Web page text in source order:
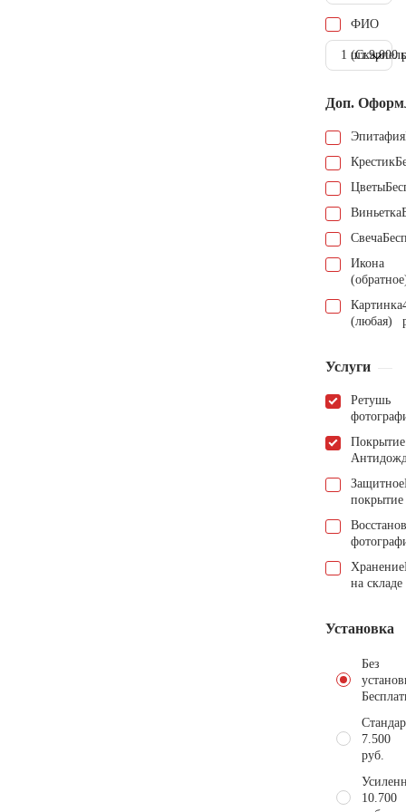
ФИО
1 шт.9.000
Доп.
Эпитафия
Крестик
Цветы
Виньетка
Свеча
Икона
Картинка
(любая)
Услуги
Ретушь
Покрытие
Защитное
покрытие
Хранение
на складе
Установка
Без
7.500
руб.
10.700